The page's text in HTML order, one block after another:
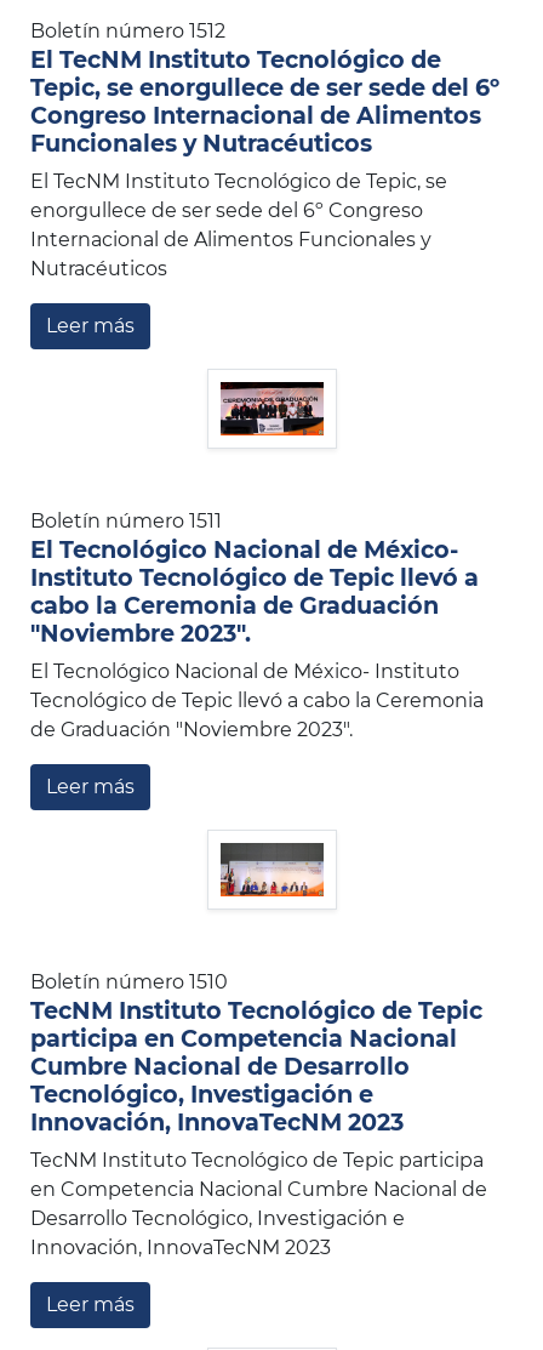
Boletín número 1512
El TecNM Instituto Tecnológico de
Tepic, se enorgullece de ser sede del 6º
Congreso Internacional de Alimentos
Funcionales y Nutracéuticos
El TecNM Instituto Tecnológico de Tepic, se
enorgullece de ser sede del 6º Congreso
Internacional de Alimentos Funcionales y
Nutracéuticos
Leer más
Boletín número 1511
El Tecnológico Nacional de México-
Instituto Tecnológico de Tepic llevó a
cabo la Ceremonia de Graduación
"Noviembre 2023".
El Tecnológico Nacional de México- Instituto
Tecnológico de Tepic llevó a cabo la Ceremonia
de Graduación "Noviembre 2023".
Leer más
Boletín número 1510
TecNM Instituto Tecnológico de Tepic
participa en Competencia Nacional
Cumbre Nacional de Desarrollo
Tecnológico, Investigación e
Innovación, InnovaTecNM 2023
TecNM Instituto Tecnológico de Tepic participa
en Competencia Nacional Cumbre Nacional de
Desarrollo Tecnológico, Investigación e
Innovación, InnovaTecNM 2023
Leer más